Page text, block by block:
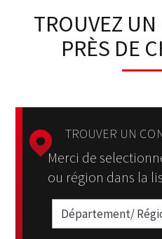
TROUVEZ UN CONSEILLER
PRÈS DE
TROUVER UN
Merci de
ou région dans la
Département/